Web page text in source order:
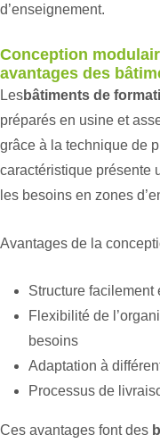
d’enseignement.
Conception
avantages des
Lesbâtiments de
préparés en usine et
grâce à la technique de
caractéristique présente
les besoins en zones
Avantages de la
Structure facilement
Flexibilité de
besoins
Adaptation à
Processus de
Ces avantages font des